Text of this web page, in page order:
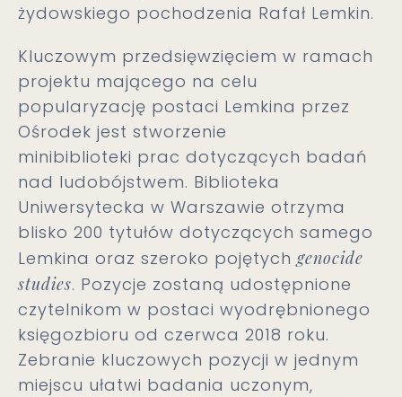
żydowskiego pochodzenia Rafał Lemkin.
Kluczowym przedsięwzięciem w ramach
projektu mającego na celu
popularyzację postaci Lemkina przez
Ośrodek jest stworzenie
minibiblioteki prac dotyczących badań
nad ludobójstwem. Biblioteka
Uniwersytecka w Warszawie otrzyma
blisko 200 tytułów dotyczących samego
Lemkina oraz szeroko pojętychgenocide
studies. Pozycje zostaną udostępnione
czytelnikom w postaci wyodrębnionego
księgozbioru od czerwca 2018 roku.
Zebranie kluczowych pozycji w jednym
miejscu ułatwi badania uczonym,